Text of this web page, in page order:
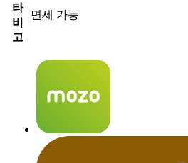
타
비
고
면세 가능